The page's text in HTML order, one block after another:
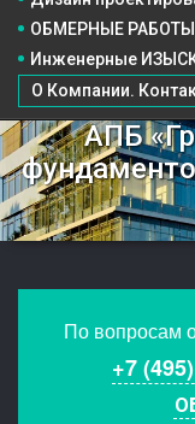
ОБМЕРНЫЕ
Инженерные
О Компании.
АПБ
По вопросам
+7